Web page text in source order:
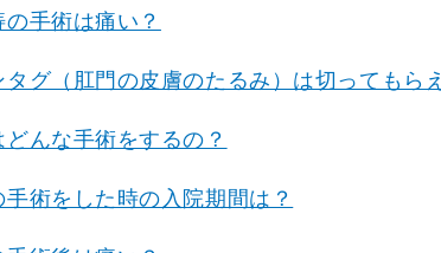
の手術は痛い？
タグ（肛門の皮膚のたるみ）は切ってもら
どんな手術をするの？
手術をした時の入院期間は？